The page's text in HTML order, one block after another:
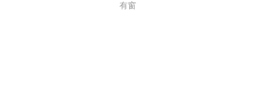
有窗